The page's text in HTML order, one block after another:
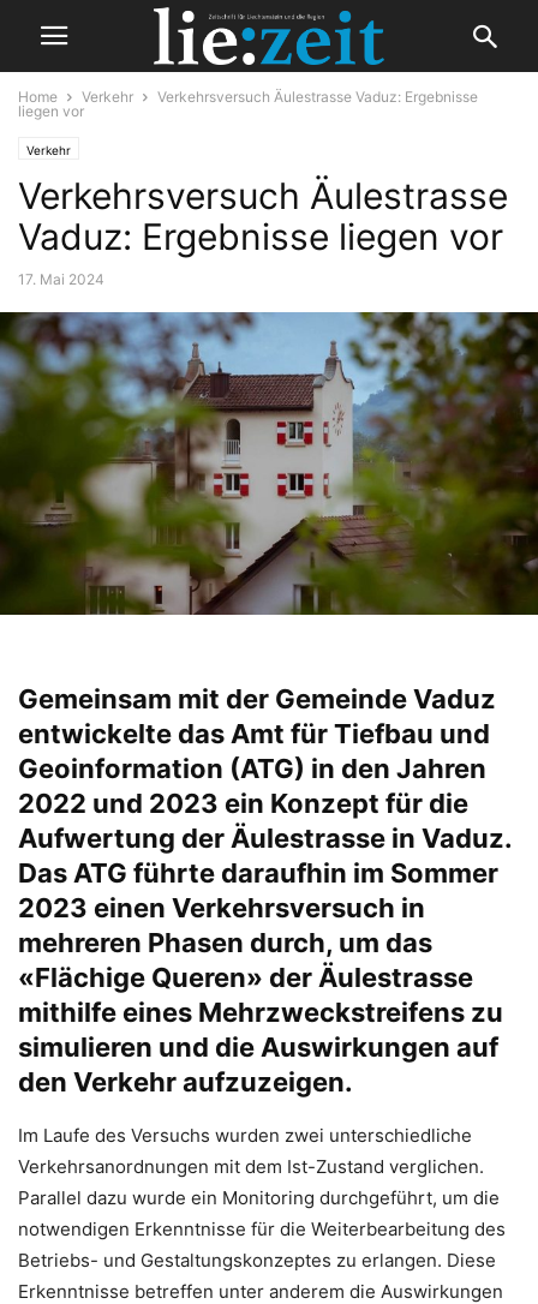
Home Verkehr
Verkehrsversuch Äulestrasse Vaduz: Ergebnisse
liegen vor
Verkehr
Verkehrsversuch Äulestrasse
Vaduz: Ergebnisse liegen vor
17. Mai 2024
Gemeinsam mit der Gemeinde Vaduz
entwickelte das Amt für Tiefbau und
Geoinformation (ATG) in den Jahren
2022 und 2023 ein Konzept für die
Aufwertung der Äulestrasse in Vaduz.
Das ATG führte daraufhin im Sommer
2023 einen Verkehrsversuch in
mehreren Phasen durch, um das
«Flächige Queren» der Äulestrasse
mithilfe eines Mehrzweckstreifens zu
simulieren und die Auswirkungen auf
den Verkehr aufzuzeigen.
Im Laufe des Versuchs wurden zwei unterschiedliche
Verkehrsanordnungen mit dem Ist-Zustand verglichen.
Parallel dazu wurde ein Monitoring durchgeführt, um die
notwendigen Erkenntnisse für die Weiterbearbeitung des
Betriebs- und Gestaltungskonzeptes zu erlangen. Diese
Erkenntnisse betreffen unter anderem die Auswirkungen